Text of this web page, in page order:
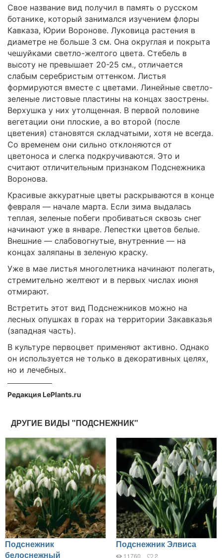
Свое название вид получил в память о русском
ботанике, который занимался изучением флоры
Кавказа, Юрии Воронове. Луковица растения в
диаметре не больше 3 см. Она округлая и покрыта
чешуйками светло-желтого цвета. Стебель в
высоту не превышает 20-25 см., отличается
слабым серебристым оттенком. Листья
формируются вместе с цветами. Линейные светло-
зеленые листовые пластины на концах заострены.
Верхушка у них утолщенная. В первой половине
вегетации они плоские, а во второй (после
цветения) становятся складчатыми, хотя не всегда.
Со временем они сильно отклоняются от
цветоноса и слегка подкручиваются. Это и
считают отличительным признаком Подснежника
Воронова.
Красивые аккуратные цветы раскрываются в конце
февраля — начале марта. Если зима выдалась
теплая, зеленые побеги пробиваться сквозь снег
начинают уже в январе. Лепестки цветов белые.
Внешние — слабовогнутые, внутренние — на
концах заляпаны в зеленую краску.
Уже в мае листья многолетника начинают полегать,
стремительно желтеют и в первых числах июня
отмирают.
Встретить этот вид Подснежников можно на
лесных опушках в горах на территории Закавказья
(западная часть).
В культуре первоцвет применяют активно. Однако
он используется не только в декоративных целях,
но и лечебных.
Редакция LePlants.ru
ДРУГИЕ ВИДЫ "ПОДСНЕЖНИК"
Подснежник
белоснежный
Подснежник Элвиса
11760 2